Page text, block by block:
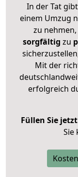
In der Tat
einem Umzug
zu
sorgfältig zu
Mit der
erfolgreich
Füllen Sie
Sie